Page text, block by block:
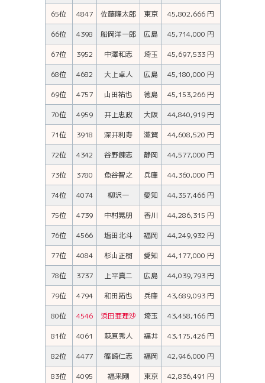
65位
4847 佐藤隆太郎 東京
45,802,666 円
66位
4398 船岡洋一郎 広島
45,714,000 円
67位
3952 中澤和志 埼玉
45,697,533 円
68位
4682 大上卓人 広島
45,180,000 円
69位
4757 山田祐也 徳島
45,153,266 円
70位
4959 井上忠政 大阪
44,840,919 円
71位
3918 深井利寿 滋賀
44,608,520 円
72位
4342 谷野錬志 静岡
44,577,000 円
73位
3780 魚谷智之 兵庫
44,360,000 円
74位
4074 柳沢一 愛知
44,357,466 円
75位
4739 中村晃朋 香川
44,286,315 円
76位
4566 塩田北斗 福岡
44,249,932 円
77位
4084 杉山正樹 愛知
44,177,000 円
78位
3737 上平真二 広島
44,039,793 円
79位
4794 和田拓也 兵庫
43,689,093 円
80位
4546 浜田亜理沙 埼玉
43,458,166 円
81位
4061 萩原秀人 福井
43,175,426 円
82位
4477 篠崎仁志 福岡
42,946,000 円
83位
4095 福来剛 東京
42,836,491 円